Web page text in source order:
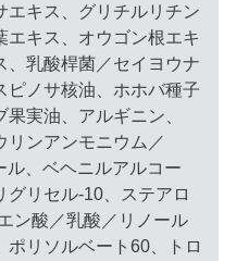
エキス、グリチルリチン
エキス、オウゴン根エキ
、乳酸桿菌／セイヨウナ
ピノサ核油、ホホバ種子
実油、アルギニン、
リンアンモニウム／
ル、ベヘニルアルコー
グリセル-10、ステアロ
ン酸／乳酸／リノール
リソルベート60、トロ